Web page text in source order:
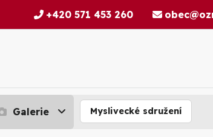
+420 571 453 260
Galerie Myslivecké sdružení